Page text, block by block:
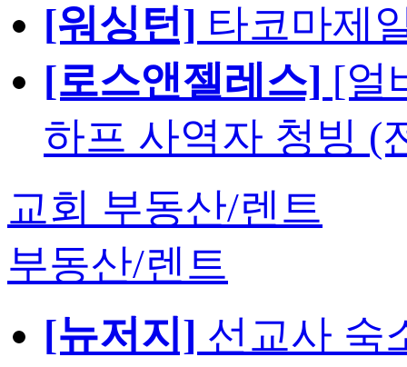
[워싱턴] 타코마제
[로스앤젤레스] [얼
하프 사역자 청빙 (
교회 부동산/렌트
부동산/렌트
[뉴저지] 선교사 숙